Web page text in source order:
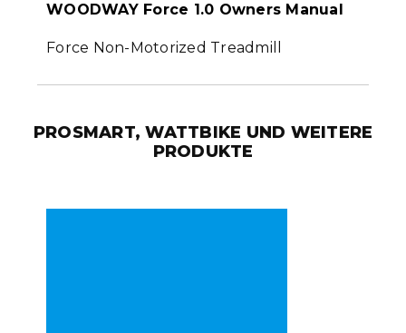
WOODWAY Force 1.0 Owners Manual
Force Non-Motorized Treadmill
PROSMART, WATTBIKE UND WEITERE
PRODUKTE